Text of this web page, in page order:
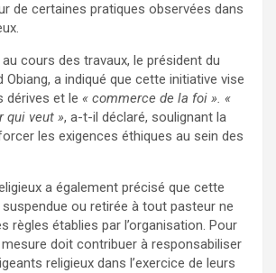
de certaines pratiques observées dans
cours des travaux, le président du
Obiang, a indiqué que cette initiative vise
dérives et le « commerce de la foi ». «
qui veut », a-t-il déclaré, soulignant la
les exigences éthiques au sein des
a également précisé que cette
ou retirée à tout pasteur ne
règles établies par l’organisation. Pour
mesure doit contribuer à responsabiliser
religieux dans l’exercice de leurs